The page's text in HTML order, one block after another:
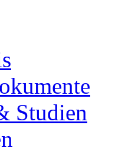
Studien